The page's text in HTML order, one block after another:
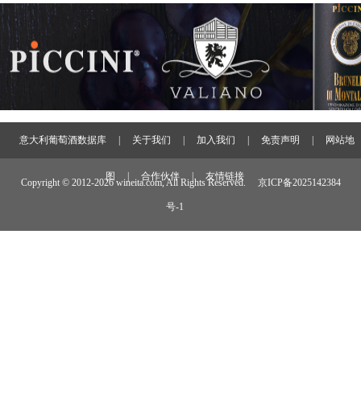
意大利葡萄酒数据库 关于我们 加入我们 免责声明 网站地
图 合作伙伴 友情链接
Copyright © 2012-2026 wineita.com, All Rights Reserved. 京ICP备2025142384
号-1